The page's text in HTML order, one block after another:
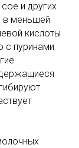
и других
в меньшей
кислоты
с пуринами